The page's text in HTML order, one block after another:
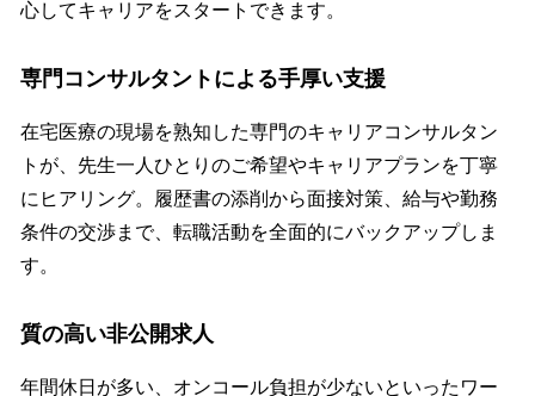
心してキャリアをスタートできます。
専門コンサルタントによる手厚い支援
在宅医療の現場を熟知した専門のキャリアコンサルタン
トが、先生一人ひとりのご希望やキャリアプランを丁寧
にヒアリング。履歴書の添削から面接対策、給与や勤務
条件の交渉まで、転職活動を全面的にバックアップしま
す。
質の高い非公開求人
年間休日が多い、オンコール負担が少ないといったワー